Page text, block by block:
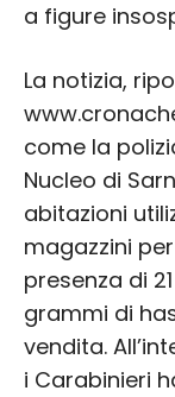
a figure
La notizia,
come la
Nucleo di
abitazioni
magazzini
presenza di
grammi di
vendita.
i Carabinieri